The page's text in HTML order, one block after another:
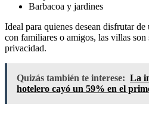
Barbacoa y jardines
Ideal para quienes desean disfrutar
con familiares o amigos, las villas
privacidad.
Quizás también te interese: La
hotelero cayó un 59% en el